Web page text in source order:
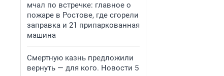
мчал по встречке: главное о
пожаре в Ростове, где сгорели
заправка и 21 припаркованная
машина
Смертную казнь предложили
вернуть — для кого. Новости 5